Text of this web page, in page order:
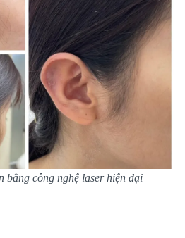
bằng công nghệ laser hiện đại